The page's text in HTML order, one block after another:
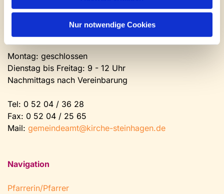
Nur notwendige Cookies
Kontakt und Öffnungszeiten
Gemeinde- und Friedhofsamt
Montag: geschlossen
Dienstag bis Freitag: 9 - 12 Uhr
Nachmittags nach Vereinbarung
Tel: 0 52 04 / 36 28
Fax: 0 52 04 / 25 65
Mail: gemeindeamt@kirche-steinhagen.de
Navigation
Pfarrerin/Pfarrer